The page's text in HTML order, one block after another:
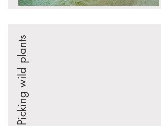
Picking wild plants